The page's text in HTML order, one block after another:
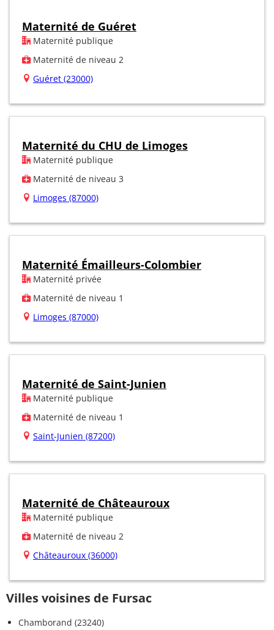
Maternité de Guéret
Maternité publique
Maternité de niveau 2
Guéret (23000)
Maternité du CHU de Limoges
Maternité publique
Maternité de niveau 3
Limoges (87000)
Maternité Émailleurs-Colombier
Maternité privée
Maternité de niveau 1
Limoges (87000)
Maternité de Saint-Junien
Maternité publique
Maternité de niveau 1
Saint-Junien (87200)
Maternité de Châteauroux
Maternité publique
Maternité de niveau 2
Châteauroux (36000)
Villes voisines de Fursac
Chamborand (23240)